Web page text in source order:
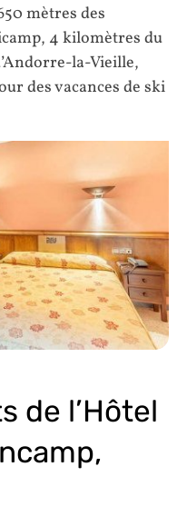
mètres des
4 kilomètres du
la-Vieille,
des vacances de ski
de l’Hôtel